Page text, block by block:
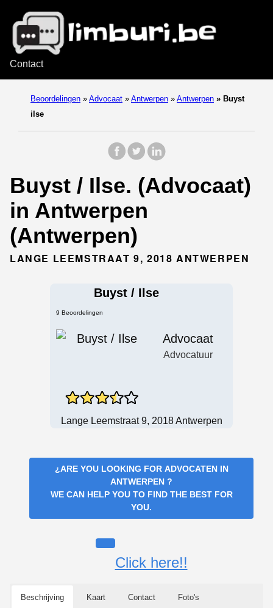
Contact
Beoordelingen » Advocaat » Antwerpen » Antwerpen » Buyst
ilse
Buyst / Ilse. (Advocaat)
in Antwerpen
(Antwerpen)
LANGE LEEMSTRAAT 9, 2018 ANTWERPEN
Buyst / Ilse
9 Beoordelingen
Advocaat
Advocatuur
Lange Leemstraat 9, 2018 Antwerpen
¿ARE YOU LOOKING FOR ADVOCATEN IN
ANTWERPEN ?
WE CAN HELP YOU TO FIND THE BEST FOR
YOU.
Click here!!
Beschrijving Kaart Contact Foto's